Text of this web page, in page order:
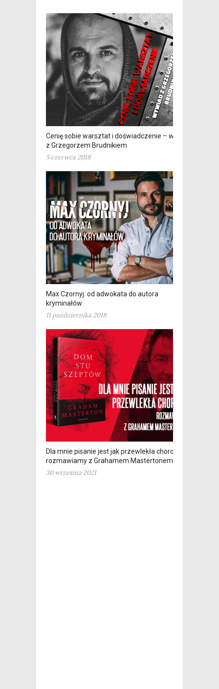
Cenię sobie warsztat i doświadczenie – wywiad
z Grzegorzem Brudnikiem
5 czerwca 2018
Max Czornyj: od adwokata do autora
kryminałów
11 października 2018
Dla mnie pisanie jest jak przewlekła choroba –
rozmawiamy z Grahamem Mastertonem
30 września 2021